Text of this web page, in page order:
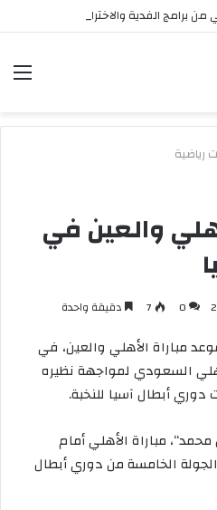
رياضية
والعين في
0
7 دقيقة واحدة
مباراة الأهلي والعين، في
السعودي لمواجهةنظيره
دوريأبطالآسيا للنخبة.
محمد“، مباراة الأهليأمام
الجولة الخامسةمندوريأبطال